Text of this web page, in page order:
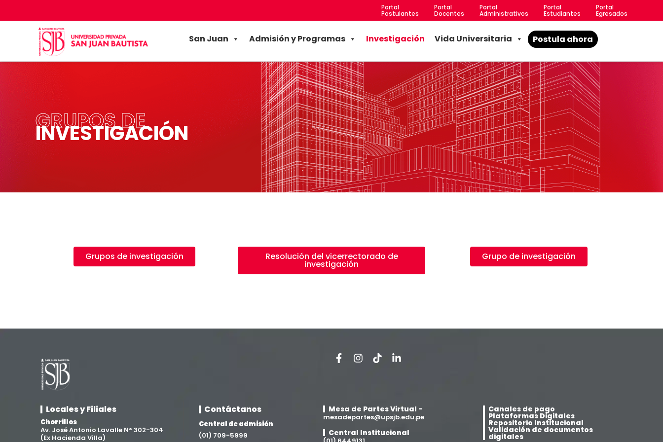
Portal
Postulantes
Portal
Docentes
Portal
Administrativos
Portal
Estudiantes
Portal
Egresados
San Juan Admisión y Programas Investigación Vida Universitaria Postula ahora
GRUPOS DE
INVESTIGACIÓN
Grupos de investigación Resolución del vicerrectorado de
investigación
Grupo de investigación
Locales y Filiales
Chorrillos
Av. José Antonio Lavalle N° 302-304
(Ex Hacienda Villa)
Contáctanos
Central de admisión
(01) 709-5999
Mesa de Partes Virtual -
mesadepartes@upsjb.edu.pe
Central Institucional
Canales de pago
Plataformas Digitales
Repositorio Institucional
Validación de documentos
digitales